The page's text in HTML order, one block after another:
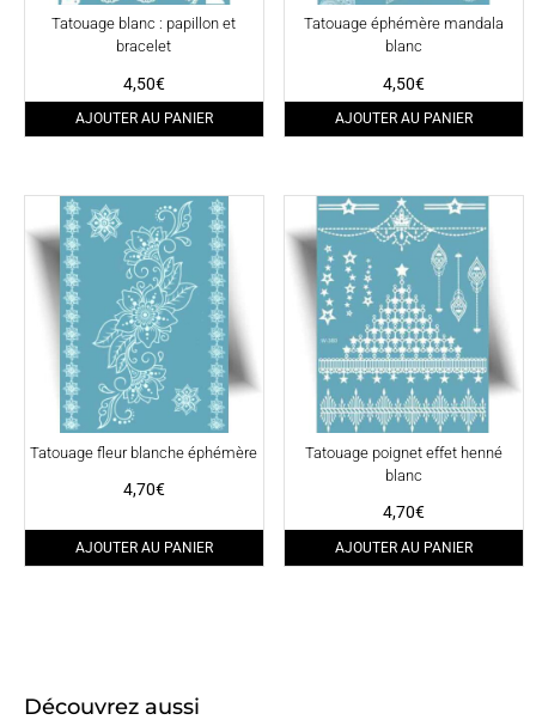
Tatouage blanc : papillon et
bracelet
4,50€
AJOUTER AU PANIER
Tatouage éphémère mandala
blanc
4,50€
AJOUTER AU PANIER
Tatouage fleur blanche éphémère
4,70€
AJOUTER AU PANIER
Tatouage poignet effet henné
blanc
4,70€
AJOUTER AU PANIER
Découvrez aussi